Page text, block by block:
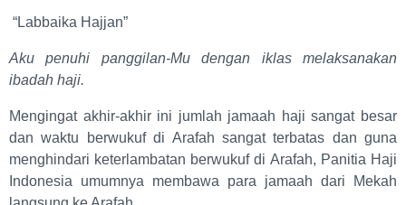
“Labbaika Hajjan”
Aku penuhi panggilan-Mu dengan iklas melaksanakan
ibadah haji.
Mengingat akhir-akhir ini jumlah jamaah haji sangat besar
dan waktu berwukuf di Arafah sangat terbatas dan guna
menghindari keterlambatan berwukuf di Arafah, Panitia Haji
Indonesia umumnya membawa para jamaah dari Mekah